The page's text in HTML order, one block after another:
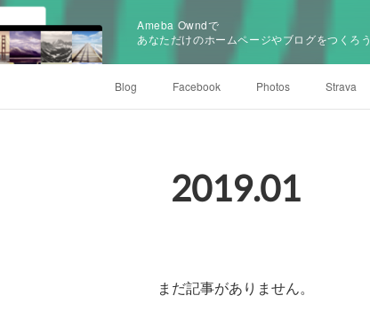
Ameba Owndで
あなただけのホームページやブログをつくろう
Blog Facebook Photos Strava
2019.01
まだ記事がありません。